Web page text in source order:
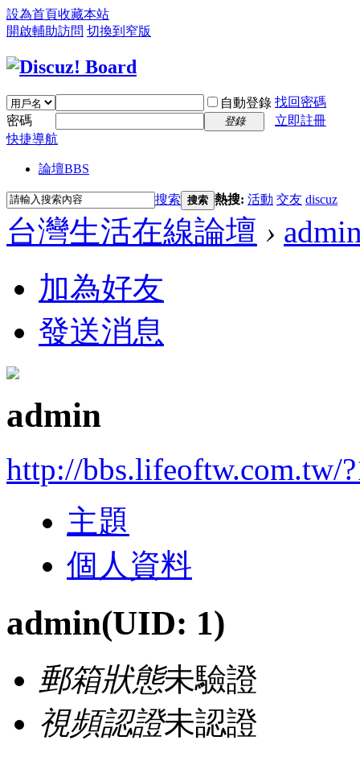
設為首頁收藏本站
開啟輔助訪問 切換到窄版
自動登錄 找回密碼
密碼
登錄
立即註冊
快捷導航
論壇BBS
搜索 搜索 熱搜: 活動 交友 discuz
台灣生活在線論壇 ›
加為好友
發送消息
admin
http://bbs.lifeoftw.com.tw/
主題
個人資料
admin(UID: 1)
郵箱狀態未驗證
視頻認證未認證